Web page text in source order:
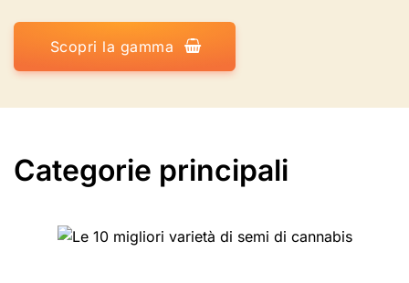
Scopri la gamma
Categorie principali